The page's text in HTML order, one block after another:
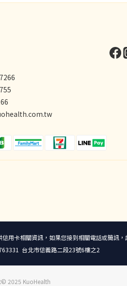
用卡相關資訊，如果您接到相關電話或簡訊
台北市信義路二段23號6樓之2
2025 KuoHealth